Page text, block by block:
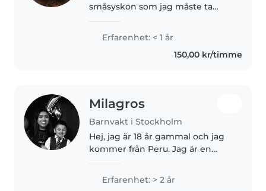
småsyskon som jag måste ta
social, ambitiös, snäll, stress tålig,
organiserad. Älskar att baka och
laga mat.Har gått ut gymnasiet..
Erfarenhet: < 1 år
150,00 kr/timme
Milagros
Barnvakt i Stockholm
Hej, jag är 18 år gammal och jag
kommer från Peru. Jag är en
person. Jag har yngre syskon
Erfarenhet: > 2 år